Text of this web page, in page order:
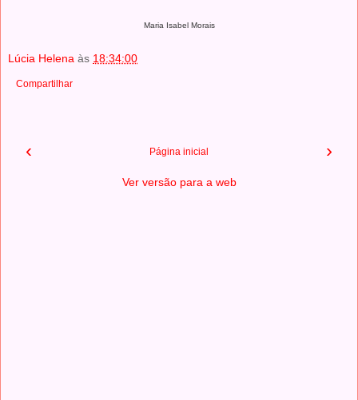
Maria Isabel Morais
Lúcia Helena às 18:34:00
Compartilhar
‹ ›
Página inicial
Ver versão para a web